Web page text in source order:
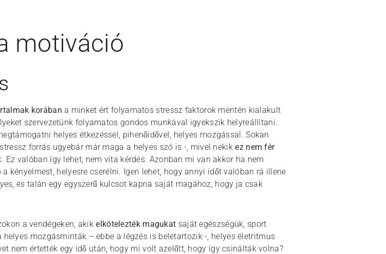
motiváció
korában a minket ért folyamatos stressz faktorok mentén kialakult
szervezetünk folyamatos gondos munkával igyekszik helyreállítani.
helyes étkezéssel, pihenőidővel, helyes mozgással. Sokan
forrás ugyebár már maga a helyes szó is -, mivel nekikez nem fér
valóban így lehet, nem vita kérdés. Azonban mi van akkor ha nem
kényelmest, helyesre cserélni. Igen lehet, hogy annyi időt valóban rá illene
és talán egy egyszerű kulcsot kapna saját magához, hogy ja csak
a vendégeken, akikelkötelezték magukat saját egészségük, sport
mozgásminták – ebbe a légzés is beletartozik -, helyes életritmus
nem értették egy idő után, hogy mi volt azelőtt, hogy így csinálták volna?